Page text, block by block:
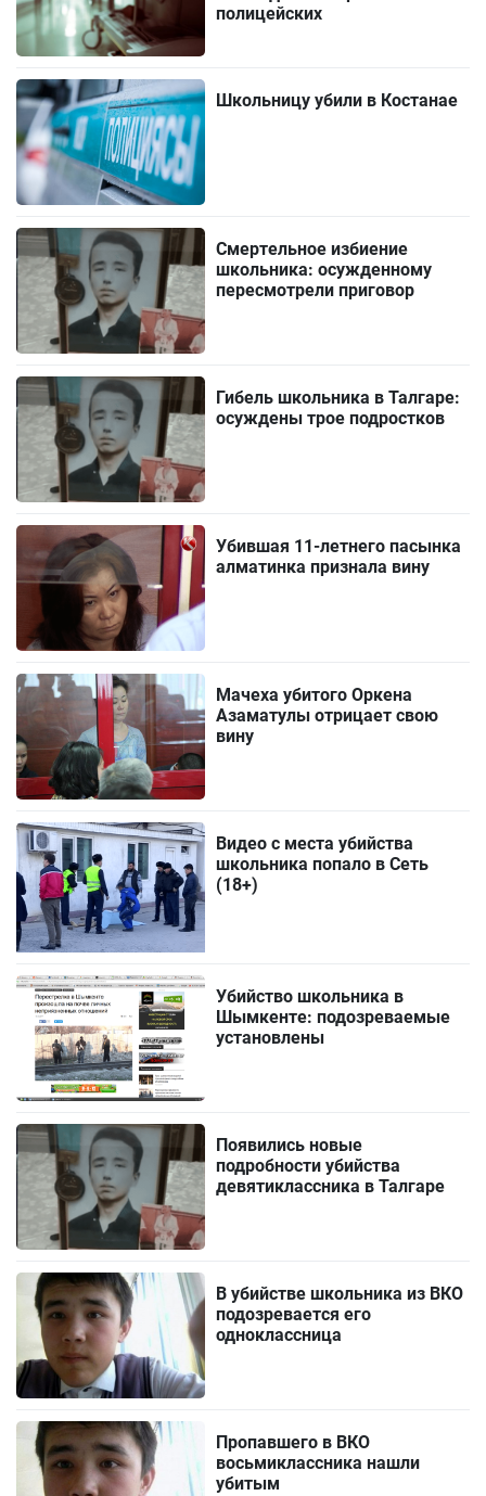
полицейских
Школьницу убили в Костанае
Смертельное избиение
школьника: осужденному
пересмотрели приговор
Гибель школьника в Талгаре:
осуждены трое подростков
Убившая 11-летнего пасынка
алматинка признала вину
Мачеха убитого Оркена
Азаматулы отрицает свою
вину
Видео с места убийства
школьника попало в Сеть
(18+)
Убийство школьника в
Шымкенте: подозреваемые
установлены
Появились новые
подробности убийства
девятиклассника в Талгаре
В убийстве школьника из ВКО
подозревается его
одноклассница
Пропавшего в ВКО
восьмиклассника нашли
убитым